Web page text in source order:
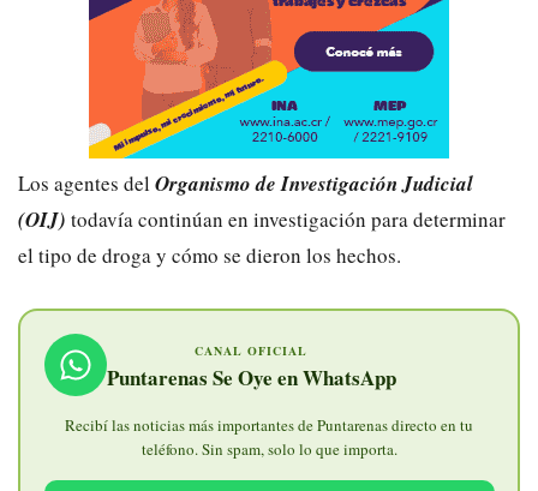
Los agentes del Organismo de Investigación Judicial
(OIJ) todavía continúan en investigación para determinar
el tipo de droga y cómo se dieron los hechos.
CANAL OFICIAL
Puntarenas Se Oye en WhatsApp
Recibí las noticias más importantes de Puntarenas directo en tu
teléfono. Sin spam, solo lo que importa.